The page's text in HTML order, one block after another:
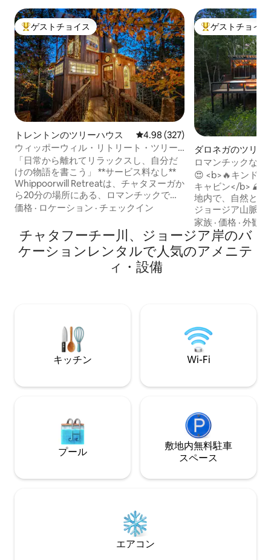
大好評のゲストチョイスです。
ゲストチョイス
トレントンのツリーハウス レビュー327件、5つ星中4.98つ
4.98 (327)
ウィッポーウィル・リトリート・ツリー
ハウス
「日常から離れてリラックスし、自分だ
けの物語を書こう」 **サービス料なし**
Whippoorwill Retreatは、チャタヌーガか
ら20分の場所にある、ロマンチックで家
族向けの本物のツリーハウスです。 この
景色、日の出を眺める場所、屋外の暖
炉、ゆっくりとした夜のための焚き火
台、ホエミドリの香りの塩が入った屋外
の浸かり浴槽、音楽のためのAlexa、シャ
ンデリアがあります。 吊り下げベッドま
価格 · ロケーション · チェックイン
大好評のゲスト
ゲストチョイス
ダロネガのツリー
ロマンチックな
リッジのマウンテ
😍 <b>🔥キンドル
キャビン</b> ⛰️ 40エーカーの広大な敷
地内で、自然と豪
ジョージア山脈の
い。 • 山の眺望 • バスタブ • 屋外シャワー
• 露天風呂・ジャグジー • 屋内シャワー •
クイーンサイズ
120インチスクリ
家族 ·価格 ·外観
チャタフーチー川、ジョージア岸のバ
ケーションレンタルで人気のアメニテ
ィ・設備
キッチン Wi-Fi
プール
敷地内無料駐⁠車
ス⁠ペ⁠ー⁠ス
エアコン